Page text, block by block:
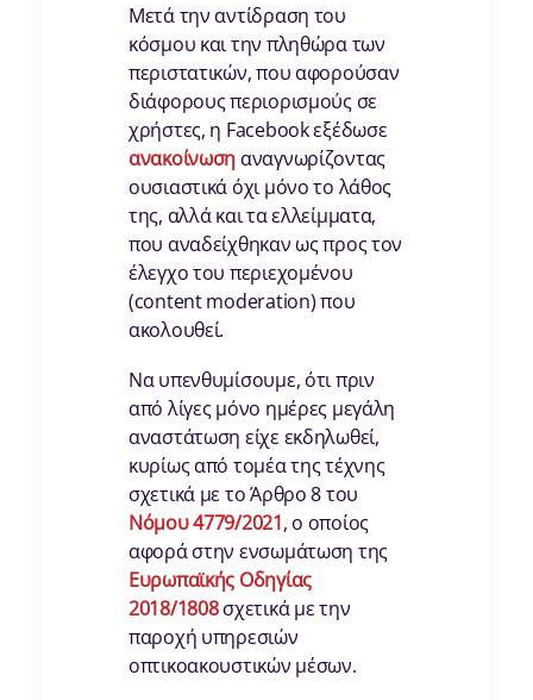
Μετά την αντίδραση του
κόσμου και την πληθώρα των
περιστατικών, που αφορούσαν
διάφορους περιορισμούς σε
χρήστες, η Facebook εξέδωσε
ανακοίνωσηαναγνωρίζοντας
ουσιαστικά όχι μόνο το λάθος
της, αλλά και τα ελλείμματα,
που αναδείχθηκαν ως προς τον
έλεγχο του περιεχομένου
(content moderation) που
ακολουθεί.
Να υπενθυμίσουμε, ότι πριν
από λίγες μόνο ημέρες μεγάλη
αναστάτωση είχε εκδηλωθεί,
κυρίως από τομέα της τέχνης
σχετικά με το Άρθρο 8 του
Νόμου 4779/2021, ο οποίος
αφορά στην ενσωμάτωση της
Ευρωπαϊκής Οδηγίας
2018/1808σχετικά με την
παροχή υπηρεσιών
οπτικοακουστικών μέσων.